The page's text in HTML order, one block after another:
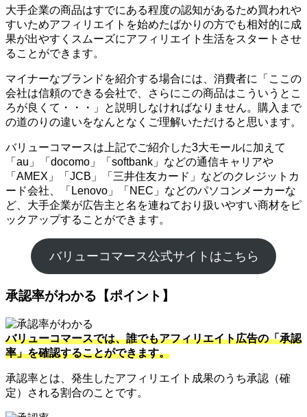
大手企業の商品はすでにある程度の認知があるため買われや
すいためアフィリエイトを始めたばかりの方でも相対的に成
果が出やすくスムーズにアフィリエイト生活をスタートさせ
ることができます。
マイナーなブランドを紹介する場合には、消費者に「ここの
会社は信頼のできる会社で、さらにこの商品はこういうとこ
ろが良くて・・・」と説明しなければなりません。購入まで
の道のりの違いをなんとなくご理解いただけると思います。
バリューコマースは上記でご紹介した3大モールに加えて
「au」「docomo」「softbank」などの通信キャリアや
「AMEX」「JCB」「三井住友カード」などのクレジットカ
ード会社、「Lenovo」「NEC」などのパソコンメーカーな
ど、大手企業が広告主と名を連ねており扱いやすい商材をピ
ックアップすることができます。
バリューコマース公式サイトはこちら
承認率がわかる【ポイント】
バリューコマースでは、誰でもアフィリエイト広告の「承認
率」を確認することができます。
承認率とは、発生したアフィリエイト成果のうち承認（確
定）される割合のことです。